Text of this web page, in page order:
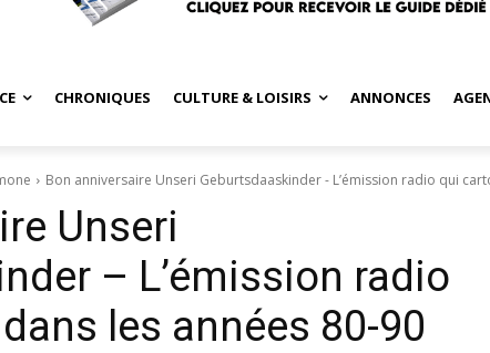
CHRONIQUES CULTURE & LOISIRS ANNONCES
Bon anniversaire Unseri Geburtsdaaskinder - L’émission radio qui
Unseri
– L’émission radio
les années 80-90